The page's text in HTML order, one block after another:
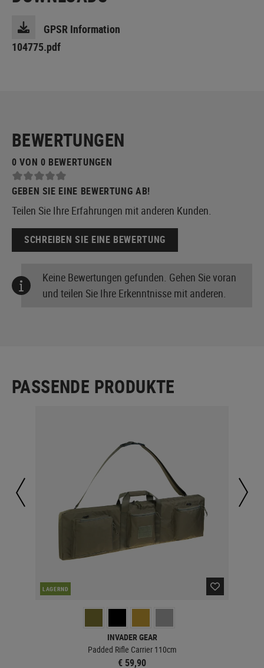
GPSR Information
104775.pdf
BEWERTUNGEN
0 VON 0 BEWERTUNGEN
GEBEN SIE EINE BEWERTUNG AB!
Teilen Sie Ihre Erfahrungen mit anderen Kunden.
SCHREIBEN SIE EINE BEWERTUNG
Keine Bewertungen gefunden. Gehen Sie voran
und teilen Sie Ihre Erkenntnisse mit anderen.
PASSENDE PRODUKTE
LAGERND
INVADER GEAR
Padded Rifle Carrier 110cm
€ 59,90